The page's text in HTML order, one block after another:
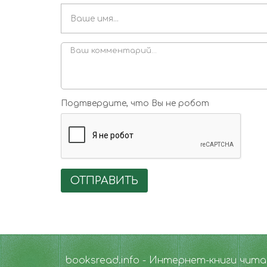
Подтвердите, что Вы не робот
ОТПРАВИТЬ
booksread.info - Интернет-книги